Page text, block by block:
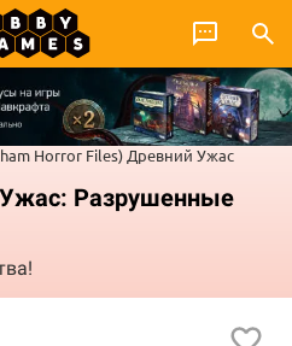
Horror Files) Древний Ужас
Разрушенные